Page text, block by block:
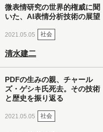
微表情研究の世界的権威に聞
いた、AI表情分析技術の展望
2021.05.05 社会
清水建二
PDFの生みの親、チャール
ズ・ゲシキ氏死去。その技術
と歴史を振り返る
2021.05.05 社会